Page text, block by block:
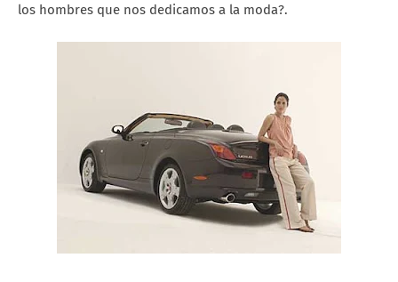
los hombres que nos dedicamos a la moda?.